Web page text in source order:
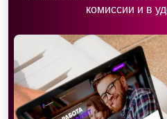
комиссии и в